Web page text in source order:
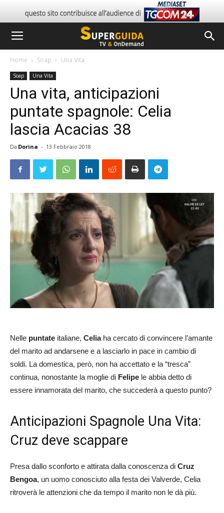
Home Soap Una Vita
Soap Una Vita
Una vita, anticipazioni
puntate spagnole: Celia
lascia Acacias 38
Da Dorina - 13 Febbraio 2018
Nelle puntate italiane, Celiaha cercato di convincere l’amante
del marito ad andarsene e a lasciarlo in pace in cambio di
soldi. La domestica, però, non ha accettato e la “tresca”
continua, nonostante la moglie di Felipe le abbia detto di
essere innamorata del marito, che succederà a questo punto?
Anticipazioni Spagnole Una Vita:
Cruz deve scappare
Presa dallo sconforto e attirata dalla conoscenza di Cruz
Bengoa, un uomo conosciuto alla festa dei Valverde, Celia
ritroverà le attenzioni che da tempo il marito non le dà più.